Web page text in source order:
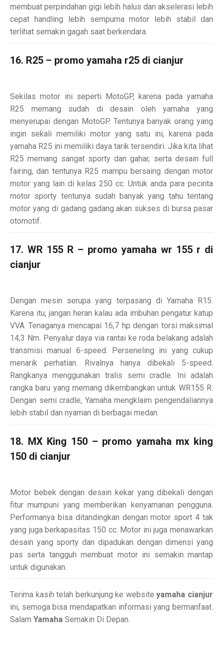
membuat perpindahan gigi lebih halus dan akselerasi lebih
cepat handling lebih sempurna motor lebih stabil dan
terlihat semakin gagah saat berkendara.
16. R25 – promo yamaha r25 di cianjur
Sekilas motor ini seperti MotoGP, karena pada yamaha
R25 memang sudah di desain oleh yamaha yang
menyerupai dengan MotoGP. Tentunya banyak orang yang
ingin sekali memiliki motor yang satu ini, karena pada
yamaha R25 ini memiliki daya tarik tersendiri. Jika kita lihat
R25 memang sangat sporty dan gahar, serta desain full
fairing, dan tentunya R25 mampu bersaing dengan motor
motor yang lain di kelas 250 cc. Untuk anda para pecinta
motor sporty tentunya sudah banyak yang tahu tentang
motor yang di gadang gadang akan sukses di bursa pasar
otomotif.
17. WR 155 R – promo yamaha wr 155 r di
cianjur
Dengan mesin serupa yang terpasang di Yamaha R15.
Karena itu, jangan heran kalau ada imbuhan pengatur katup
VVA. Tenaganya mencapai 16,7 hp dengan torsi maksimal
14,3 Nm. Penyalur daya via rantai ke roda belakang adalah
transmisi manual 6-speed. Perseneling ini yang cukup
menarik perhatian. Rivalnya hanya dibekali 5-speed.
Rangkanya menggunakan tralis semi cradle. Ini adalah
rangka baru yang memang dikembangkan untuk WR155 R.
Dengan semi cradle, Yamaha mengklaim pengendaliannya
lebih stabil dan nyaman di berbagai medan.
18. MX King 150 – promo yamaha mx king
150 di cianjur
Motor bebek dengan desain kekar yang dibekali dengan
fitur mumpuni yang memberikan kenyamanan pengguna.
Performanya bisa ditandingkan dengan motor sport 4 tak
yang juga berkapasitas 150 cc. Motor ini juga menawarkan
desain yang sporty dan dipadukan dengan dimensi yang
pas serta tangguh membuat motor ini semakin mantap
untuk digunakan.
Terima kasih telah berkunjung ke websiteyamaha cianjur
ini, semoga bisa mendapatkan informasi yang bermanfaat.
Salam Yamaha Semakin Di Depan.